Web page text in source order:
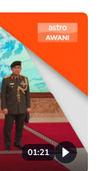
01:21